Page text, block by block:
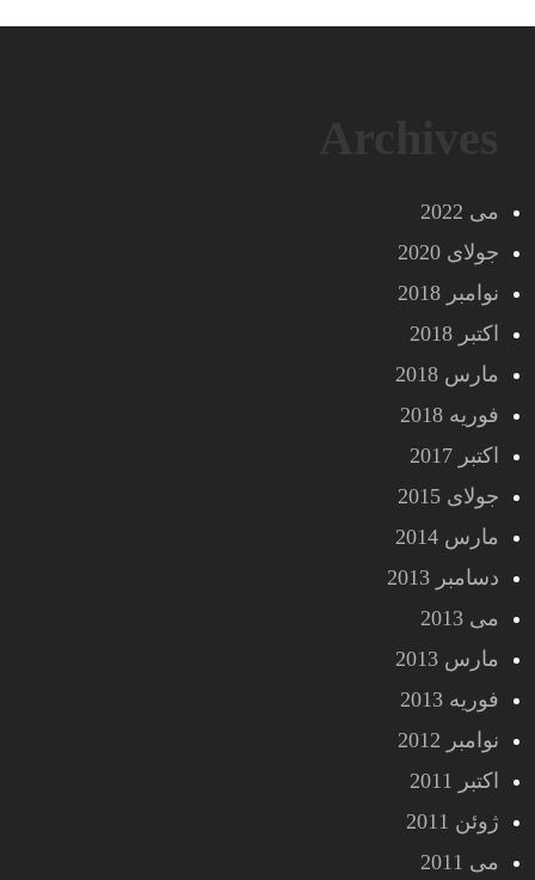
می 2022
جولای 2020
نوامبر 2018
اکتبر 2018
مارس 2018
فوریه 2018
اکتبر 2017
جولای 2015
مارس 2014
دسامبر 2013
می 2013
مارس 2013
فوریه 2013
نوامبر 2012
اکتبر 2011
ژوئن 2011
می 2011